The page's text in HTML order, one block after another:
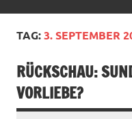
TAG:3. SEPTEMBER
RÜCKSCHAU:
VORLIEBE?